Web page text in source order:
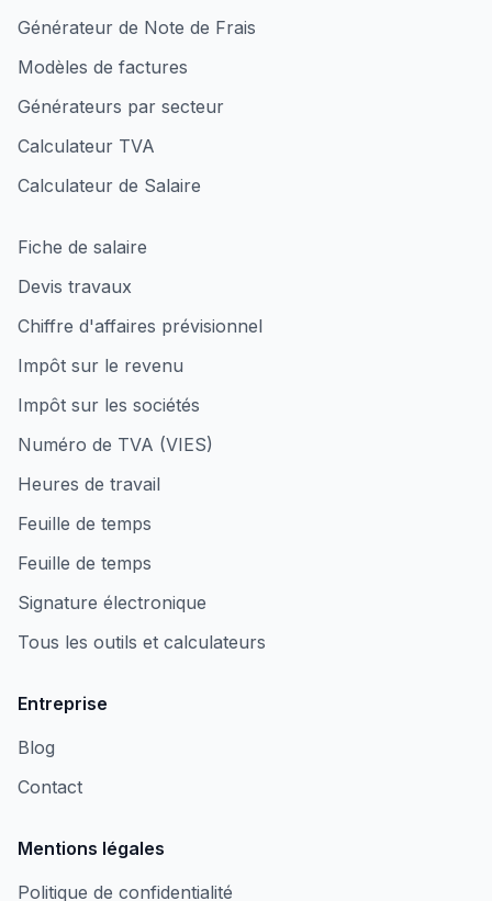
Générateur de Note de Frais
Modèles de factures
Générateurs par secteur
Calculateur TVA
Calculateur de Salaire
Fiche de salaire
Devis travaux
Chiffre d'affaires prévisionnel
Impôt sur le revenu
Impôt sur les sociétés
Numéro de TVA (VIES)
Heures de travail
Feuille de temps
Feuille de temps
Signature électronique
Tous les outils et calculateurs
Entreprise
Blog
Contact
Mentions légales
Politique de confidentialité